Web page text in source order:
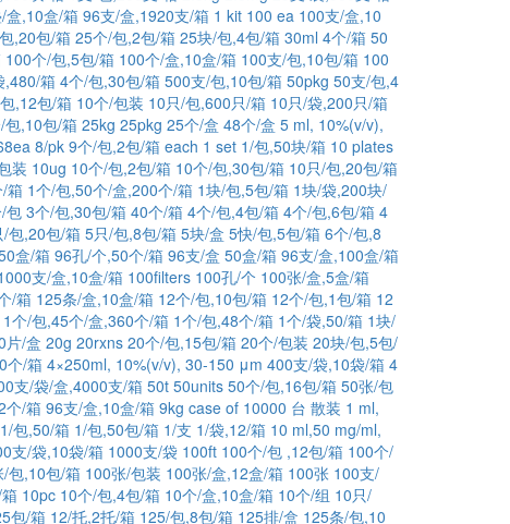
盒,10盒/箱 96支/盒,1920支/箱 1 kit 100 ea 100支/盒,10
,20包/箱25个/包,2包/箱 25块/包,4包/箱 30ml 4个/箱 50
100个/包,5包/箱 100个/盒,10盒/箱 100支/包,10包/箱 100
,480/箱 4个/包,30包/箱 500支/包,10包/箱 50pkg 50支/包,4
,12包/箱 10个/包装 10只/包,600只/箱 10只/袋,200只/箱
包,10包/箱25kg 25pkg 25个/盒 48个/盒 5 ml, 10%(v/v),
8/pk 9个/包,2包/箱 each 1 set 1/包,50块/箱 10 plates
装 10ug 10个/包,2包/箱 10个/包,30包/箱 10只/包,20包/箱
箱 1个/包,50个/盒,200个/箱 1块/包,5包/箱 1块/袋,200块/
包 3个/包,30包/箱 40个/箱 4个/包,4包/箱 4个/包,6包/箱 4
/包,20包/箱 5只/包,8包/箱 5块/盒 5快/包,5包/箱 6个/包,8
盒/箱 96孔/个,50个/箱 96支/盒 50盒/箱 96支/盒,100盒/箱
支/盒,10盒/箱 100filters 100孔/个 100张/盒,5盒/箱
/箱 125条/盒,10盒/箱 12个/包,10包/箱 12个/包,1包/箱 12
1个/包,45个/盒,360个/箱 1个/包,48个/箱 1个/袋,50/箱 1块/
片/盒 20g 20rxns 20个/包,15包/箱 20个/包装 20块/包,5包/
个/箱 4×250ml, 10%(v/v), 30-150 μm 400支/袋,10袋/箱 4
支/袋/盒,4000支/箱 50t 50units 50个/包,16包/箱 50张/包
个/箱 96支/盒,10盒/箱 9kg case of 10000 台 散装 1 ml,
1/包,50/箱 1/包,50包/箱 1/支 1/袋,12/箱 10 ml,50 mg/ml,
支/袋,10袋/箱 1000支/袋 100ft 100个/包 ,12包/箱 100个/
/包,10包/箱 100张/包装 100张/盒,12盒/箱 100张 100支/
10pc 10个/包,4包/箱 10个/盒,10盒/箱 10个/组 10只/
包/箱 12/托,2托/箱 125/包,8包/箱 125排/盒 125条/包,10